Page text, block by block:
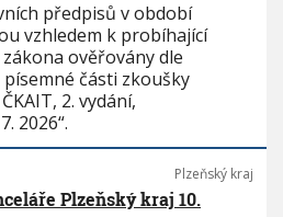
předpisů v období
vzhledem k probíhající
ověřovány dle
části zkoušky
2. vydání,
2026“.
Plzeňský kraj
Plzeňský kraj 10.